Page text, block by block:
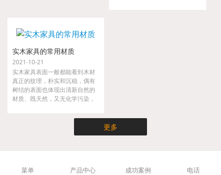
实木家具的常用材质
2021-10-21
实木家具表面一般都能看到木材
真正的纹理，朴实和沉稳，偶有
树结的表面也体现出清新自然的
材质、既天然，又无化学污染，
现代都市人崇尚大自然的家具。
更多
菜单 产品中心 成功案例 电话